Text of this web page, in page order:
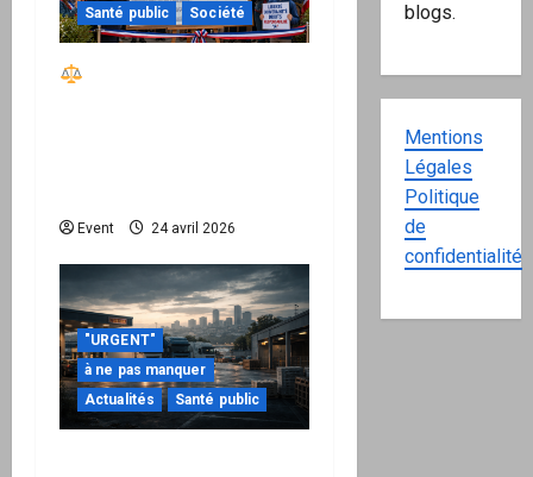
Santé public
Société
Event 24 avril 2026
"URGENT"
à ne pas manquer
Actualités
Santé public
blogs.
Mentions
Légales
Politique
de
confidentialité